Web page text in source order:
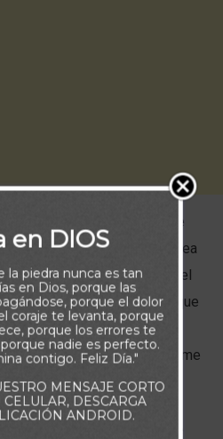
de la fe es que
No importa cuán grande sea
parezcan los problemas, el
que imaginas, más fuerte que
dispuesto a ayudarte. Su
la veas: es constante, firme
en el monte Carmelo. Se
en DIOS
la piedra nunca es tan
en Dios, porque las
porque el dolor
coraje te levanta, porque
porque los errores te
nadie es perfecto.
contigo. Feliz Día."
MENSAJE CORTO
DESCARGA
ANDROID.